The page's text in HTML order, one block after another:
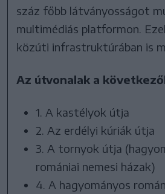
száz főbb látványosságot
multimédiás platformon.
közúti infrastruktúrában is
Az útvonalak a
1. A kastélyok útja
2. Az erdélyi kúriák útja
3. A tornyok útja
romániai nemesi házak)
4. A hagyományos